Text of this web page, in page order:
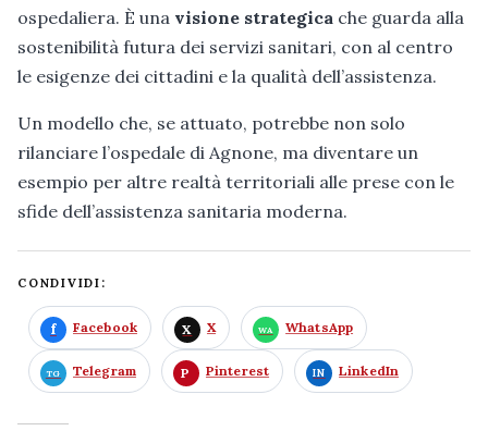
ospedaliera. È una visione strategica che guarda alla
sostenibilità futura dei servizi sanitari, con al centro
le esigenze dei cittadini e la qualità dell’assistenza.
Un modello che, se attuato, potrebbe non solo
rilanciare l’ospedale di Agnone, ma diventare un
esempio per altre realtà territoriali alle prese con le
sfide dell’assistenza sanitaria moderna.
CONDIVIDI:
Facebook X WhatsApp
Telegram Pinterest LinkedIn